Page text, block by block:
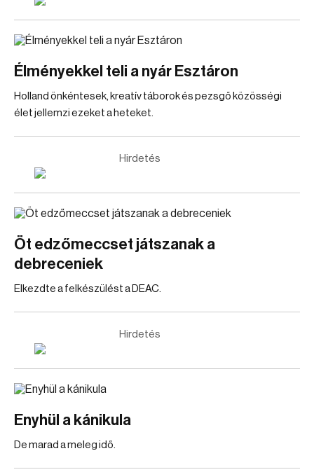
Élményekkel teli a nyár Esztáron
Holland önkéntesek, kreatív táborok és pezsgő közösségi
élet jellemzi ezeket a heteket.
Hirdetés
Öt edzőmeccset játszanak a
debreceniek
Elkezdte a felkészülést a DEAC.
Hirdetés
Enyhül a kánikula
De marad a meleg idő.